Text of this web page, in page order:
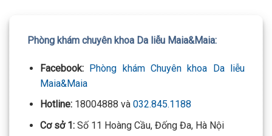
Phòng khám chuyên khoa Da liễu Maia&Maia:
Facebook: Phòng khám Chuyên khoa Da liễu
Maia&Maia
Hotline:18004888 và 032.845.1188
Cơ sở 1: Số 11 Hoàng Cầu, Đống Đa, Hà Nội